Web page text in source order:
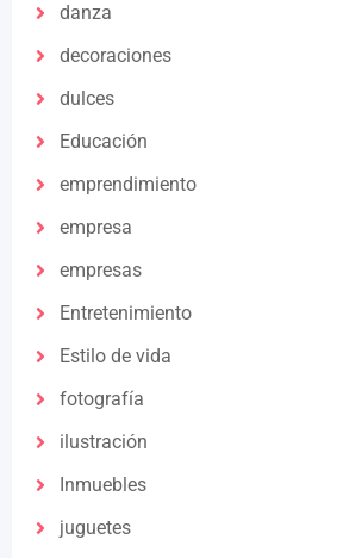
danza
decoraciones
dulces
Educación
emprendimiento
empresa
empresas
Entretenimiento
Estilo de vida
fotografía
ilustración
Inmuebles
juguetes